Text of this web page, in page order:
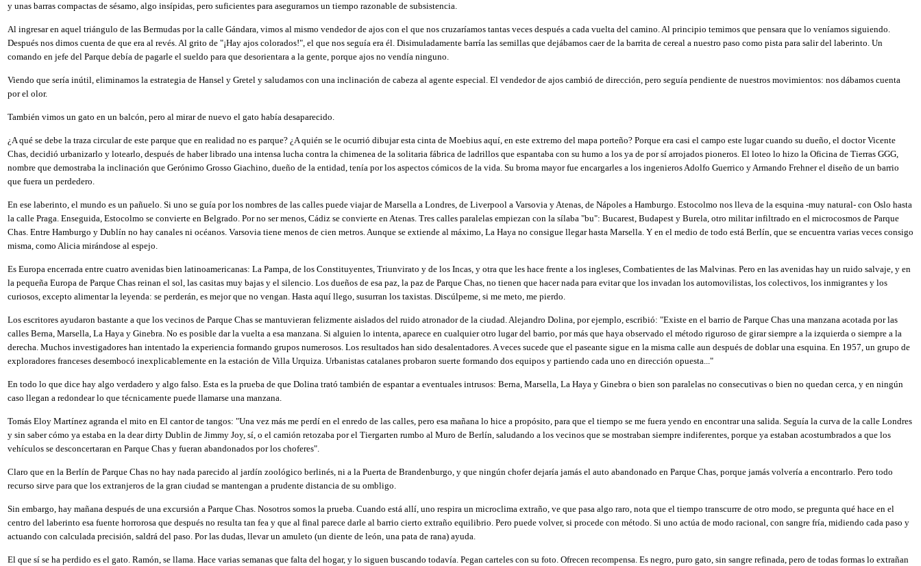
y unas barras compactas de sésamo, algo insípidas, pero suficientes para asegurarnos un tiempo razonable de subsistencia.
Al ingresar en aquel triángulo de las Bermudas por la calle Gándara, vimos al mismo vendedor de ajos con el que nos cruzaríamos tantas veces después a cada vuelta del camino. Al principio temimos que pensara que lo veníamos siguiendo.
Después nos dimos cuenta de que era al revés. Al grito de "¡Hay ajos colorados!", el que nos seguía era él. Disimuladamente barría las semillas que dejábamos caer de la barrita de cereal a nuestro paso como pista para salir del laberinto. Un
comando en jefe del Parque debía de pagarle el sueldo para que desorientara a la gente, porque ajos no vendía ninguno.
Viendo que sería inútil, eliminamos la estrategia de Hansel y Gretel y saludamos con una inclinación de cabeza al agente especial. El vendedor de ajos cambió de dirección, pero seguía pendiente de nuestros movimientos: nos dábamos cuenta
por el olor.
También vimos un gato en un balcón, pero al mirar de nuevo el gato había desaparecido.
¿A qué se debe la traza circular de este parque que en realidad no es parque? ¿A quién se le ocurrió dibujar esta cinta de Moebius aquí, en este extremo del mapa porteño? Porque era casi el campo este lugar cuando su dueño, el doctor Vicente
Chas, decidió urbanizarlo y lotearlo, después de haber librado una intensa lucha contra la chimenea de la solitaria fábrica de ladrillos que espantaba con su humo a los ya de por sí arrojados pioneros. El loteo lo hizo la Oficina de Tierras GGG,
nombre que demostraba la inclinación que Gerónimo Grosso Giachino, dueño de la entidad, tenía por los aspectos cómicos de la vida. Su broma mayor fue encargarles a los ingenieros Adolfo Guerrico y Armando Frehner el diseño de un barrio
que fuera un perdedero.
En ese laberinto, el mundo es un pañuelo. Si uno se guía por los nombres de las calles puede viajar de Marsella a Londres, de Liverpool a Varsovia y Atenas, de Nápoles a Hamburgo. Estocolmo nos lleva de la esquina -muy natural- con Oslo hasta
la calle Praga. Enseguida, Estocolmo se convierte en Belgrado. Por no ser menos, Cádiz se convierte en Atenas. Tres calles paralelas empiezan con la sílaba "bu": Bucarest, Budapest y Burela, otro militar infiltrado en el microcosmos de Parque
Chas. Entre Hamburgo y Dublín no hay canales ni océanos. Varsovia tiene menos de cien metros. Aunque se extiende al máximo, La Haya no consigue llegar hasta Marsella. Y en el medio de todo está Berlín, que se encuentra varias veces consigo
misma, como Alicia mirándose al espejo.
Es Europa encerrada entre cuatro avenidas bien latinoamericanas: La Pampa, de los Constituyentes, Triunvirato y de los Incas, y otra que les hace frente a los ingleses, Combatientes de las Malvinas. Pero en las avenidas hay un ruido salvaje, y en
la pequeña Europa de Parque Chas reinan el sol, las casitas muy bajas y el silencio. Los dueños de esa paz, la paz de Parque Chas, no tienen que hacer nada para evitar que los invadan los automovilistas, los colectivos, los inmigrantes y los
curiosos, excepto alimentar la leyenda: se perderán, es mejor que no vengan. Hasta aquí llego, susurran los taxistas. Discúlpeme, si me meto, me pierdo.
Los escritores ayudaron bastante a que los vecinos de Parque Chas se mantuvieran felizmente aislados del ruido atronador de la ciudad. Alejandro Dolina, por ejemplo, escribió: "Existe en el barrio de Parque Chas una manzana acotada por las
calles Berna, Marsella, La Haya y Ginebra. No es posible dar la vuelta a esa manzana. Si alguien lo intenta, aparece en cualquier otro lugar del barrio, por más que haya observado el método riguroso de girar siempre a la izquierda o siempre a la
derecha. Muchos investigadores han intentado la experiencia formando grupos numerosos. Los resultados han sido desalentadores. A veces sucede que el paseante sigue en la misma calle aun después de doblar una esquina. En 1957, un grupo de
exploradores franceses desembocó inexplicablemente en la estación de Villa Urquiza. Urbanistas catalanes probaron suerte formando dos equipos y partiendo cada uno en dirección opuesta..."
En todo lo que dice hay algo verdadero y algo falso. Esta es la prueba de que Dolina trató también de espantar a eventuales intrusos: Berna, Marsella, La Haya y Ginebra o bien son paralelas no consecutivas o bien no quedan cerca, y en ningún
caso llegan a redondear lo que técnicamente puede llamarse una manzana.
Tomás Eloy Martínez agranda el mito en El cantor de tangos: "Una vez más me perdí en el enredo de las calles, pero esa mañana lo hice a propósito, para que el tiempo se me fuera yendo en encontrar una salida. Seguía la curva de la calle Londres
y sin saber cómo ya estaba en la dear dirty Dublin de Jimmy Joy, sí, o el camión retozaba por el Tiergarten rumbo al Muro de Berlín, saludando a los vecinos que se mostraban siempre indiferentes, porque ya estaban acostumbrados a que los
vehículos se desconcertaran en Parque Chas y fueran abandonados por los choferes".
Claro que en la Berlín de Parque Chas no hay nada parecido al jardín zoológico berlinés, ni a la Puerta de Brandenburgo, y que ningún chofer dejaría jamás el auto abandonado en Parque Chas, porque jamás volvería a encontrarlo. Pero todo
recurso sirve para que los extranjeros de la gran ciudad se mantengan a prudente distancia de su ombligo.
Sin embargo, hay mañana después de una excursión a Parque Chas. Nosotros somos la prueba. Cuando está allí, uno respira un microclima extraño, ve que pasa algo raro, nota que el tiempo transcurre de otro modo, se pregunta qué hace en el
centro del laberinto esa fuente horrorosa que después no resulta tan fea y que al final parece darle al barrio cierto extraño equilibrio. Pero puede volver, si procede con método. Si uno actúa de modo racional, con sangre fría, midiendo cada paso y
actuando con calculada precisión, saldrá del paso. Por las dudas, llevar un amuleto (un diente de león, una pata de rana) ayuda.
El que sí se ha perdido es el gato. Ramón, se llama. Hace varias semanas que falta del hogar, y lo siguen buscando todavía. Pegan carteles con su foto. Ofrecen recompensa. Es negro, puro gato, sin sangre refinada, pero de todas formas lo extrañan